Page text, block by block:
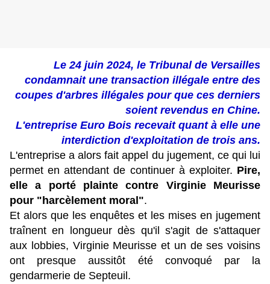
Le 24 juin 2024, le Tribunal de Versailles
condamnait une transaction illégale entre des
coupes d'arbres illégales pour que ces derniers
soient revendus en Chine.
L'entreprise Euro Bois recevait quant à elle une
interdiction d'exploitation de trois ans.
L'entreprise a alors fait appel du jugement, ce qui lui
permet en attendant de continuer à exploiter. Pire,
elle a porté plainte contre Virginie Meurisse
pour "harcèlement moral".
Et alors que les enquêtes et les mises en jugement
traînent en longueur dès qu'il s'agit de s'attaquer
aux lobbies, Virginie Meurisse et un de ses voisins
ont presque aussitôt été convoqué par la
gendarmerie de Septeuil.